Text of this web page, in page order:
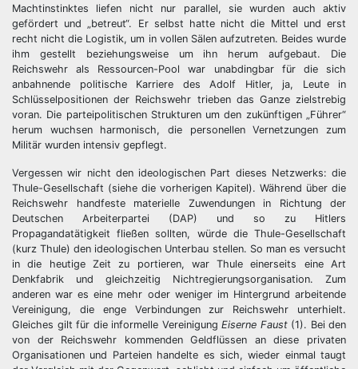
Machtinstinktes liefen nicht nur parallel, sie wurden auch aktiv
gefördert und „betreut“. Er selbst hatte nicht die Mittel und erst
recht nicht die Logistik, um in vollen Sälen aufzutreten. Beides wurde
ihm gestellt beziehungsweise um ihn herum aufgebaut. Die
Reichswehr als Ressourcen-Pool war unabdingbar für die sich
anbahnende politische Karriere des Adolf Hitler, ja, Leute in
Schlüsselpositionen der Reichswehr trieben das Ganze zielstrebig
voran. Die parteipolitischen Strukturen um den zukünftigen „Führer“
herum wuchsen harmonisch, die personellen Vernetzungen zum
Militär wurden intensiv gepflegt.
Vergessen wir nicht den ideologischen Part dieses Netzwerks: die
Thule-Gesellschaft (siehe die vorherigen Kapitel). Während über die
Reichswehr handfeste materielle Zuwendungen in Richtung der
Deutschen Arbeiterpartei (DAP) und so zu Hitlers
Propagandatätigkeit fließen sollten, würde die Thule-Gesellschaft
(kurz Thule) den ideologischen Unterbau stellen. So man es versucht
in die heutige Zeit zu portieren, war Thule einerseits eine Art
Denkfabrik und gleichzeitig Nichtregierungsorganisation. Zum
anderen war es eine mehr oder weniger im Hintergrund arbeitende
Vereinigung, die enge Verbindungen zur Reichswehr unterhielt.
Gleiches gilt für die informelle Vereinigung Eiserne Faust(1). Bei den
von der Reichswehr kommenden Geldflüssen an diese privaten
Organisationen und Parteien handelte es sich, wieder einmal taugt